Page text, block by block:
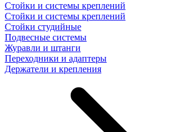
Стойки и системы креплений
Стойки и системы креплений
Стойки студийные
Подвесные системы
Журавли и штанги
Переходники и адаптеры
Держатели и крепления